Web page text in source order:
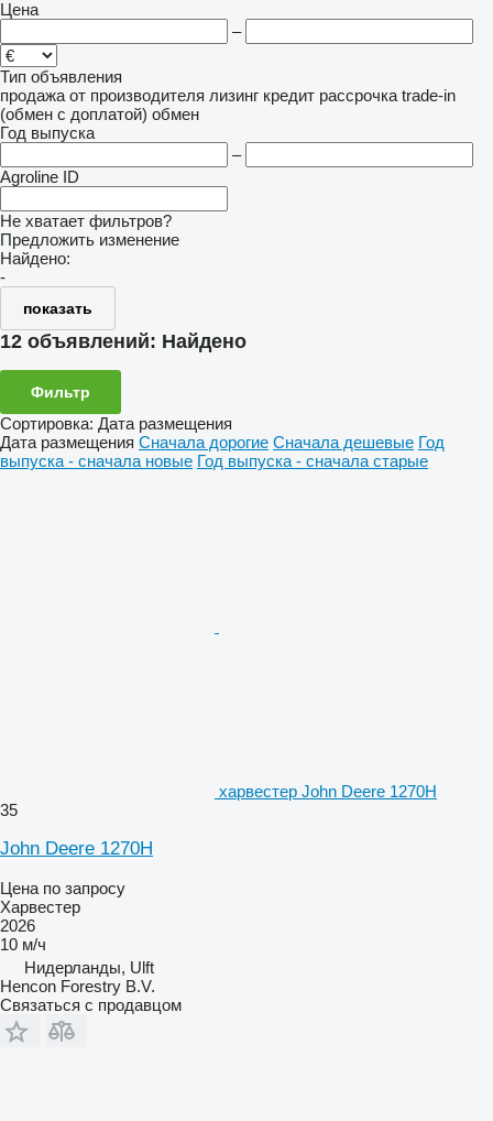
Цена
–
Тип объявления
продажа от производителя лизинг кредит рассрочка trade-in
(обмен с доплатой) обмен
Год выпуска
–
Agroline ID
Не хватает фильтров?
Предложить изменение
Найдено:
-
показать
12 объявлений: Найдено
Фильтр
Сортировка: Дата размещения
Дата размещения Сначала дорогие Сначала дешевые Год
выпуска - сначала новые Год выпуска - сначала старые
харвестер John Deere 1270H
35
John Deere 1270H
Цена по запросу
Харвестер
2026
10 м/ч
Нидерланды, Ulft
Hencon Forestry B.V.
Связаться с продавцом